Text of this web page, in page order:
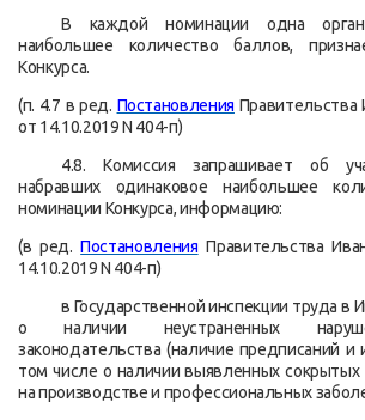
В каждой номинации одна
наибольшее количество баллов,
Конкурса.
(п. 4.7 в ред. Постановления Правительства
от 14.10.2019 N 404-п)
4.8. Комиссия запрашивает об
набравших одинаковое наибольшее
номинации Конкурса, информацию:
(в ред.Постановления Правительства
14.10.2019 N 404-п)
в Государственной инспекции труда в
о наличии неустраненных
законодательства (наличие предписаний и
том числе о наличии выявленных сокрытых
на производстве и профессиональных